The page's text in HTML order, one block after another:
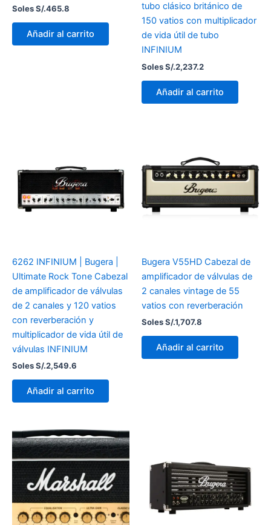
Soles S/.465.8
Añadir al carrito
tubo clásico británico de
150 vatios con multiplicador
de vida útil de tubo
INFINIUM
Soles S/.2,237.2
Añadir al carrito
6262 INFINIUM | Bugera |
Ultimate Rock Tone Cabezal
de amplificador de válvulas
de 2 canales y 120 vatios
con reverberación y
multiplicador de vida útil de
válvulas INFINIUM
Soles S/.2,549.6
Añadir al carrito
Bugera V55HD Cabezal de
amplificador de válvulas de
2 canales vintage de 55
vatios con reverberación
Soles S/.1,707.8
Añadir al carrito